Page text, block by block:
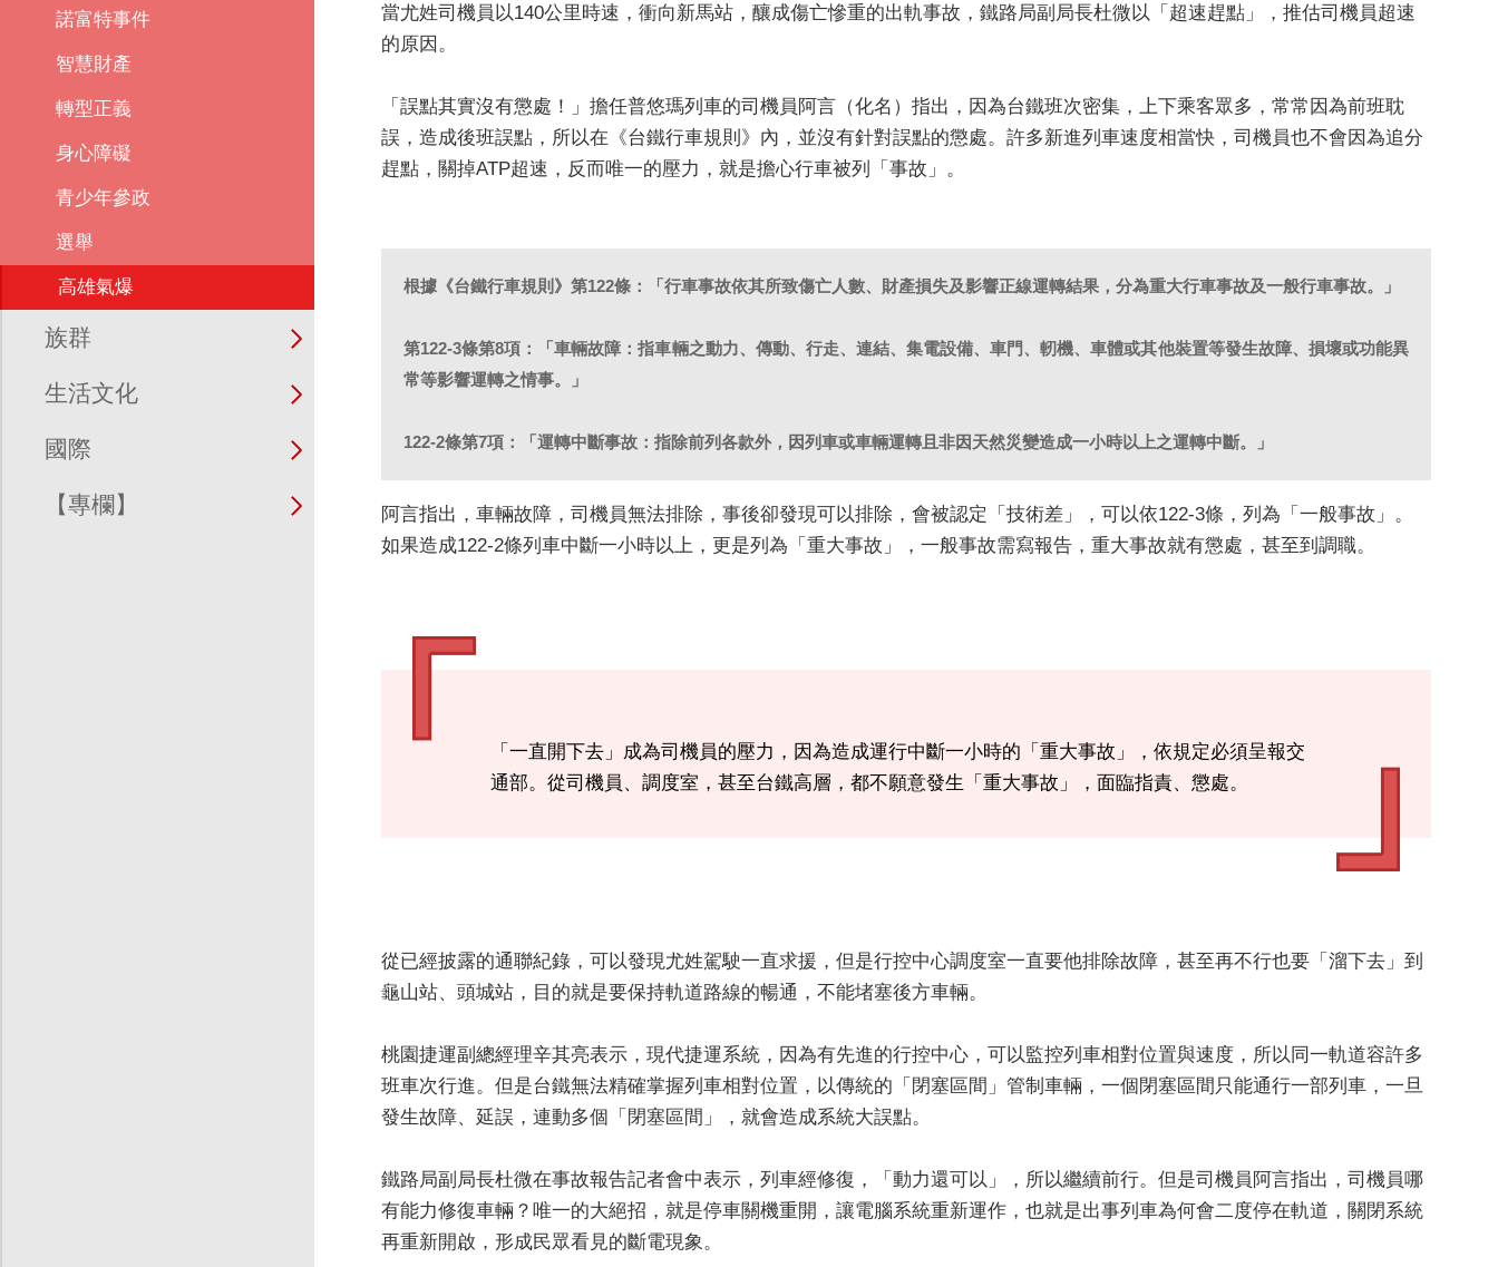
諾富特事件
智慧財產
轉型正義
身心障礙
青少年參政
選舉
高雄氣爆
族群
生活文化
國際
【專欄】
當尤姓司機員以140公里時速，衝向新馬站，釀成傷亡慘重的出軌事故，鐵路局副局長杜微以「超速趕點」，推估司機員超速
的原因。
「誤點其實沒有懲處！」擔任普悠瑪列車的司機員阿言（化名）指出，因為台鐵班次密集，上下乘客眾多，常常因為前班耽
誤，造成後班誤點，所以在《台鐵行車規則》內，並沒有針對誤點的懲處。許多新進列車速度相當快，司機員也不會因為追分
趕點，關掉ATP超速，反而唯一的壓力，就是擔心行車被列「事故」。
根據《台鐵行車規則》第122條：「行車事故依其所致傷亡人數、財產損失及影響正線運轉結果，分為重大行車事故及一般行車事故。」
第122-3條第8項：「車輛故障：指車輛之動力、傳動、行走、連結、集電設備、車門、軔機、車體或其他裝置等發生故障、損壞或功能異
常等影響運轉之情事。」
122-2條第7項：「運轉中斷事故：指除前列各款外，因列車或車輛運轉且非因天然災變造成一小時以上之運轉中斷。」
阿言指出，車輛故障，司機員無法排除，事後卻發現可以排除，會被認定「技術差」，可以依122-3條，列為「一般事故」。
如果造成122-2條列車中斷一小時以上，更是列為「重大事故」，一般事故需寫報告，重大事故就有懲處，甚至到調職。
「一直開下去」成為司機員的壓力，因為造成運行中斷一小時的「重大事故」，依規定必須呈報交
通部。從司機員、調度室，甚至台鐵高層，都不願意發生「重大事故」，面臨指責、懲處。
從已經披露的通聯紀錄，可以發現尤姓駕駛一直求援，但是行控中心調度室一直要他排除故障，甚至再不行也要「溜下去」到
龜山站、頭城站，目的就是要保持軌道路線的暢通，不能堵塞後方車輛。
桃園捷運副總經理辛其亮表示，現代捷運系統，因為有先進的行控中心，可以監控列車相對位置與速度，所以同一軌道容許多
班車次行進。但是台鐵無法精確掌握列車相對位置，以傳統的「閉塞區間」管制車輛，一個閉塞區間只能通行一部列車，一旦
發生故障、延誤，連動多個「閉塞區間」，就會造成系統大誤點。
鐵路局副局長杜微在事故報告記者會中表示，列車經修復，「動力還可以」，所以繼續前行。但是司機員阿言指出，司機員哪
有能力修復車輛？唯一的大絕招，就是停車關機重開，讓電腦系統重新運作，也就是出事列車為何會二度停在軌道，關閉系統
再重新開啟，形成民眾看見的斷電現象。